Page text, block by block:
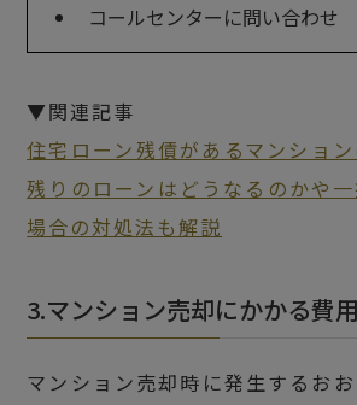
コールセンターに問い合わせ
▼関連記事
住宅ローン残債があるマンショ
残りのローンはどうなるのかや
場合の対処法も解説
3.マンション売却にかかる費
マンション売却時に発生するお